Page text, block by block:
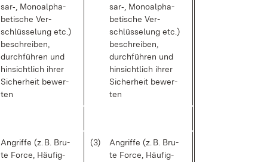
sar‑, Mo­no­al­pha­
be­ti­sche Ver­
schlüs­se­lung etc.)
be­schrei­ben,
durch­füh­ren und
hin­sicht­lich ih­rer
Si­cher­heit be­wer­
ten
sar‑, Mo­no­al­pha­
be­ti­sche Ver­
schlüs­se­lung etc.)
be­schrei­ben,
durch­füh­ren und
hin­sicht­lich ih­rer
Si­cher­heit be­wer­
ten
An­grif­fe (z. B. Bru­
te Force, Häu­fig­
(3)
An­grif­fe (z. B. Bru­
te Force, Häu­fig­